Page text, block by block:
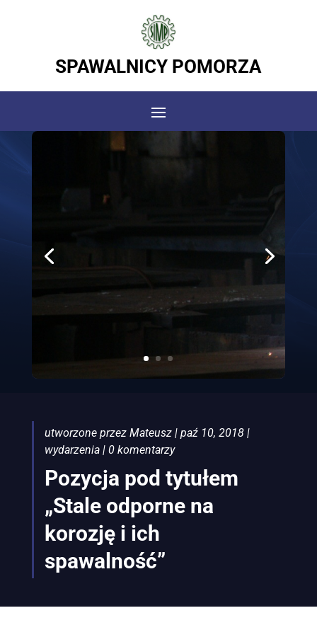
SPAWALNICY POMORZA
utworzone przez Mateusz| paź 10, 2018|
wydarzenia| 0 komentarzy
Pozycja pod tytułem
„Stale odporne na
korozję i ich
spawalność”